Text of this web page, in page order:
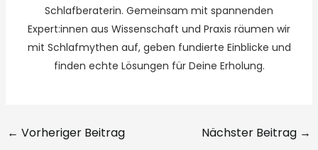
Schlafberaterin. Gemeinsam mit spannenden
Expert:innen aus Wissenschaft und Praxis räumen wir
mit Schlafmythen auf, geben fundierte Einblicke und
finden echte Lösungen für Deine Erholung.
← Vorheriger Beitrag Nächster Beitrag →